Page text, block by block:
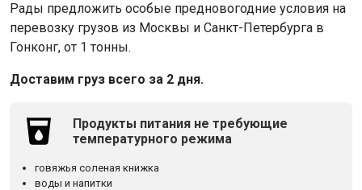
Рады предложить особые предновогодние условия на
перевозку грузов из Москвы и Санкт-Петербурга в
Гонконг, от 1 тонны.
Доставим груз всего за 2 дня.
Продукты питания не требующие
температурного режима
говяжья соленая книжка
воды и напитки